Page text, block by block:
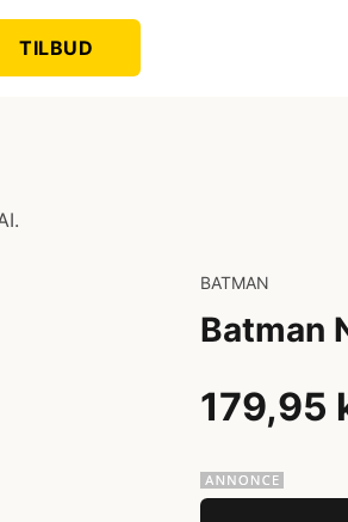
TILBUD
BATMAN
Batman
179,95